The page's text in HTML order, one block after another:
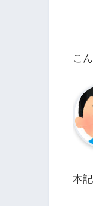
こ
本